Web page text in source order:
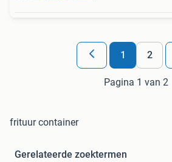
1 2
Pagina 1 van 2
frituur container
Gerelateerde zoektermen